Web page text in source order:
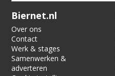
Verification code:
Biernet.nl
Over ons
Contact
Werk & stages
Samenwerken &
adverteren